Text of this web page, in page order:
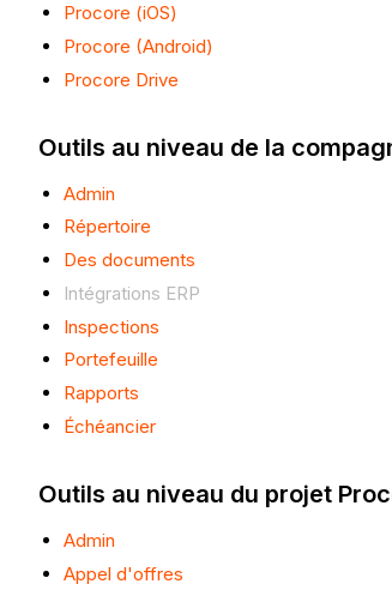
Procore (iOS)
Procore (Android)
Procore Drive
Outils au niveau de la
Admin
Répertoire
Des documents
Intégrations ERP
Inspections
Portefeuille
Rapports
Échéancier
Outils au niveau du projet
Admin
Appel d'offres